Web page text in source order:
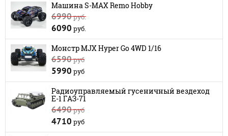
Машина S-MAX Remo Hobby
6990руб.
6090 руб.
Монстр MJX Hyper Go 4WD 1/16
6590руб
5990 руб
Радиоуправляемый гусеничный вездеход
E-1 ГАЗ-71
6490руб
4710 руб